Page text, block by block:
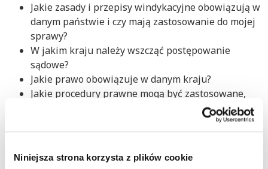
Niniejsza strona korzysta z plików cookie
Jakie zasady i przepisy windykacyjne obowiązują w
danym państwie i czy mają zastosowanie do mojej
sprawy?
W jakim kraju należy wszcząć postępowanie
sądowe?
Jakie prawo obowiązuje w danym kraju?
Jakie procedury prawne mogą być zastosowane,
Jaki okres przedawnienia obowiązuje w moim
Nasi specjaliści ds. windykacji międzynarodowej i